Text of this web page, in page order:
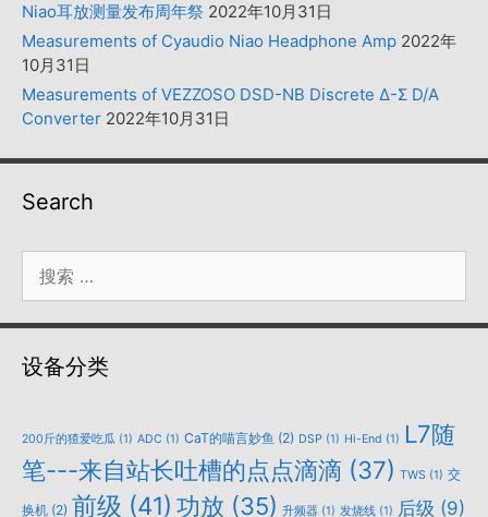
Niao耳放测量发布周年祭 2022年10月31日
Measurements of Cyaudio Niao Headphone Amp 2022年
10月31日
Measurements of VEZZOSO DSD-NB Discrete Δ-Σ D/A
Converter 2022年10月31日
Search
索：
设备分类
200斤的猹爱吃瓜 (1) ADC (1) CaT的喵言妙鱼 (2) DSP (1) Hi-End (1) L7随
笔---来自站长吐槽的点点滴滴 (37) TWS (1) 交
换机 (2) 前级 (41) 功放 (35) 升频器 (1) 发烧线 (1) 后级 (9)